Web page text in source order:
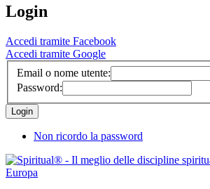
Login
Accedi tramite Facebook
Accedi tramite Google
Email o nome utente:
Password:
Non ricordo la password